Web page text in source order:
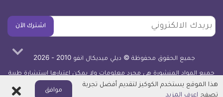
بريدك
الالكتروني
اشترك الآن
جميع الحقوق محفوظة © ديلي ميديكال انفو 2010 - 2026
جميع المواد المنشورة هي مجرد معلومات ولا يمكن اعتبارها استشارة طبية
أو توصية علاجية - اعرف المزيد
هذا الموقع يستخدم الكوكيز لتقديم أفضل تجربة
تصفح اعرف المزيد
موافق اغلاق